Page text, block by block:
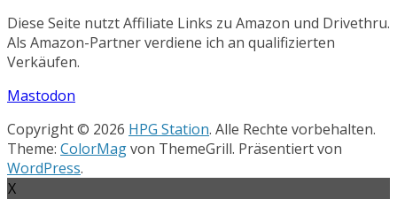
Diese Seite nutzt Affiliate Links zu Amazon und Drivethru.
Als Amazon-Partner verdiene ich an qualifizierten
Verkäufen.
Mastodon
Copyright © 2026 HPG Station. Alle Rechte vorbehalten.
Theme: ColorMagvon ThemeGrill. Präsentiert von
WordPress.
X